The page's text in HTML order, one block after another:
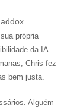
própria
da IA
Chris fez
bem justa.
Alguém